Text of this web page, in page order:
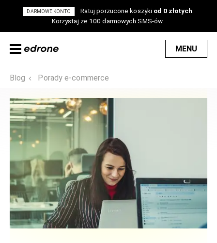
DARMOWE KONTO Ratuj porzucone koszyki od 0 złotych
Korzystaj ze 100 darmowych SMS-ów.
MENU
Blog Porady e-commerce